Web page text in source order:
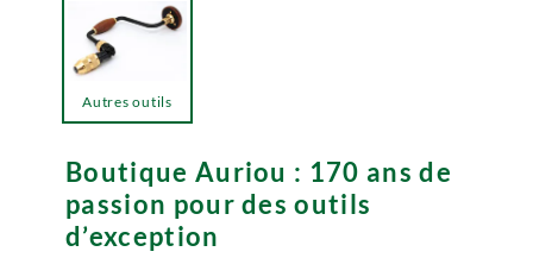
Boutique Auriou : 170 ans de
passion pour des outils
d’exception
Autres outils